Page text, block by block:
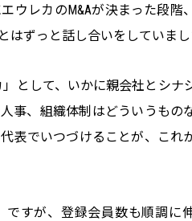
ウレカのM&Aが決まった段階
ずっと話し合いをしていまし
」として、いかに親会社とシナ
事、組織体制はどういうもの
表でいつづけることが、これ
ですが、登録会員数も順調に